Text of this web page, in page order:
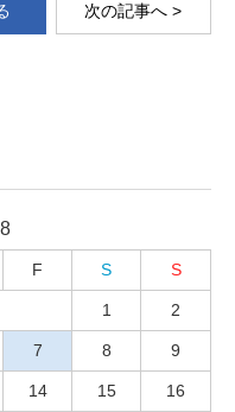
次の記事へ >
F S S
1 2
7 8 9
14 15 16